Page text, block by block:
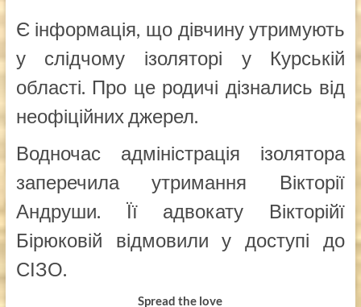
Є інформація, що дівчину утримують
у слідчому ізоляторі у Курській
області. Про це родичі дізнались від
неофіційних джерел.
Водночас адміністрація ізолятора
заперечила утримання Вікторії
Андруши. Її адвокату Вікторійї
Бірюковій відмовили у доступі до
СІЗО.
Spread the love